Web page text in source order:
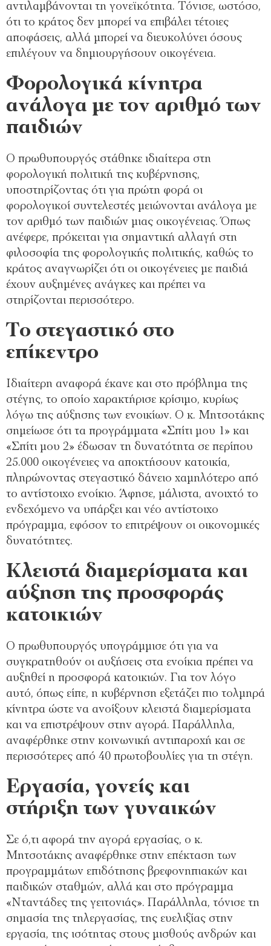
αντιλαμβάνονται τη γονεϊκότητα. Τόνισε, ωστόσο,
ότι το κράτος δεν μπορεί να επιβάλει τέτοιες
αποφάσεις, αλλά μπορεί να διευκολύνει όσους
επιλέγουν να δημιουργήσουν οικογένεια.
Φορολογικά κίνητρα
ανάλογα με τον αριθμό των
παιδιών
Ο πρωθυπουργός στάθηκε ιδιαίτερα στη
φορολογική πολιτική της κυβέρνησης,
υποστηρίζοντας ότι για πρώτη φορά οι
φορολογικοί συντελεστές μειώνονται ανάλογα με
τον αριθμό των παιδιών μιας οικογένειας. Όπως
ανέφερε, πρόκειται για σημαντική αλλαγή στη
φιλοσοφία της φορολογικής πολιτικής, καθώς το
κράτος αναγνωρίζει ότι οι οικογένειες με παιδιά
έχουν αυξημένες ανάγκες και πρέπει να
στηρίζονται περισσότερο.
Το στεγαστικό στο
επίκεντρο
Ιδιαίτερη αναφορά έκανε και στο πρόβλημα της
στέγης, το οποίο χαρακτήρισε κρίσιμο, κυρίως
λόγω της αύξησης των ενοικίων. Ο κ. Μητσοτάκης
σημείωσε ότι τα προγράμματα «Σπίτι μου 1» και
«Σπίτι μου 2» έδωσαν τη δυνατότητα σε περίπου
25.000 οικογένειες να αποκτήσουν κατοικία,
πληρώνοντας στεγαστικό δάνειο χαμηλότερο από
το αντίστοιχο ενοίκιο. Άφησε, μάλιστα, ανοιχτό το
ενδεχόμενο να υπάρξει και νέο αντίστοιχο
πρόγραμμα, εφόσον το επιτρέψουν οι οικονομικές
δυνατότητες.
Κλειστά διαμερίσματα και
αύξηση της προσφοράς
κατοικιών
Ο πρωθυπουργός υπογράμμισε ότι για να
συγκρατηθούν οι αυξήσεις στα ενοίκια πρέπει να
αυξηθεί η προσφορά κατοικιών. Για τον λόγο
αυτό, όπως είπε, η κυβέρνηση εξετάζει πιο τολμηρά
κίνητρα ώστε να ανοίξουν κλειστά διαμερίσματα
και να επιστρέψουν στην αγορά. Παράλληλα,
αναφέρθηκε στην κοινωνική αντιπαροχή και σε
περισσότερες από 40 πρωτοβουλίες για τη στέγη.
Εργασία, γονείς και
στήριξη των γυναικών
Σε ό,τι αφορά την αγορά εργασίας, ο κ.
Μητσοτάκης αναφέρθηκε στην επέκταση των
προγραμμάτων επιδότησης βρεφονηπιακών και
παιδικών σταθμών, αλλά και στο πρόγραμμα
«Νταντάδες της γειτονιάς». Παράλληλα, τόνισε τη
σημασία της τηλεργασίας, της ευελιξίας στην
εργασία, της ισότητας στους μισθούς ανδρών και